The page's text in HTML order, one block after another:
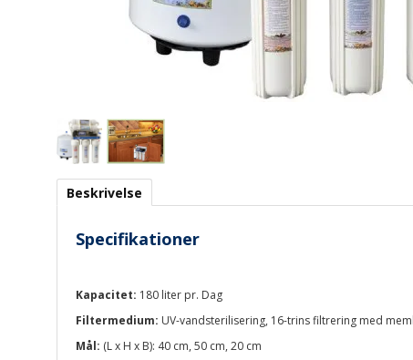
Beskrivelse
Specifikationer
Kapacitet: 180 liter pr. Dag
Filtermedium: UV-vandsterilisering, 16-trins filtrering med
Mål: (L x H x B): 40 cm, 50 cm, 20 cm